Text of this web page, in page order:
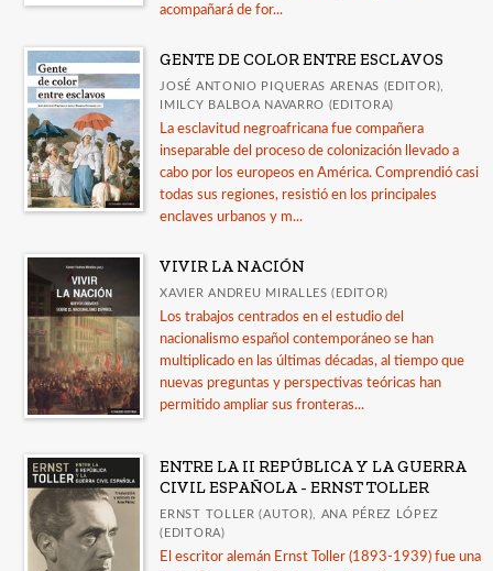
acompañará de for...
GENTE DE COLOR ENTRE ESCLAVOS
JOSÉ ANTONIO PIQUERAS ARENAS (EDITOR),
IMILCY BALBOA NAVARRO (EDITORA)
La esclavitud negroafricana fue compañera
inseparable del proceso de colonización llevado a
cabo por los europeos en América. Comprendió casi
todas sus regiones, resistió en los principales
enclaves urbanos y m...
VIVIR LA NACIÓN
XAVIER ANDREU MIRALLES (EDITOR)
Los trabajos centrados en el estudio del
nacionalismo español contemporáneo se han
multiplicado en las últimas décadas, al tiempo que
nuevas preguntas y perspectivas teóricas han
permitido ampliar sus fronteras...
ENTRE LA II REPÚBLICA Y LA GUERRA
CIVIL ESPAÑOLA - ERNST TOLLER
ERNST TOLLER (AUTOR), ANA PÉREZ LÓPEZ
(EDITORA)
El escritor alemán Ernst Toller (1893-1939) fue una